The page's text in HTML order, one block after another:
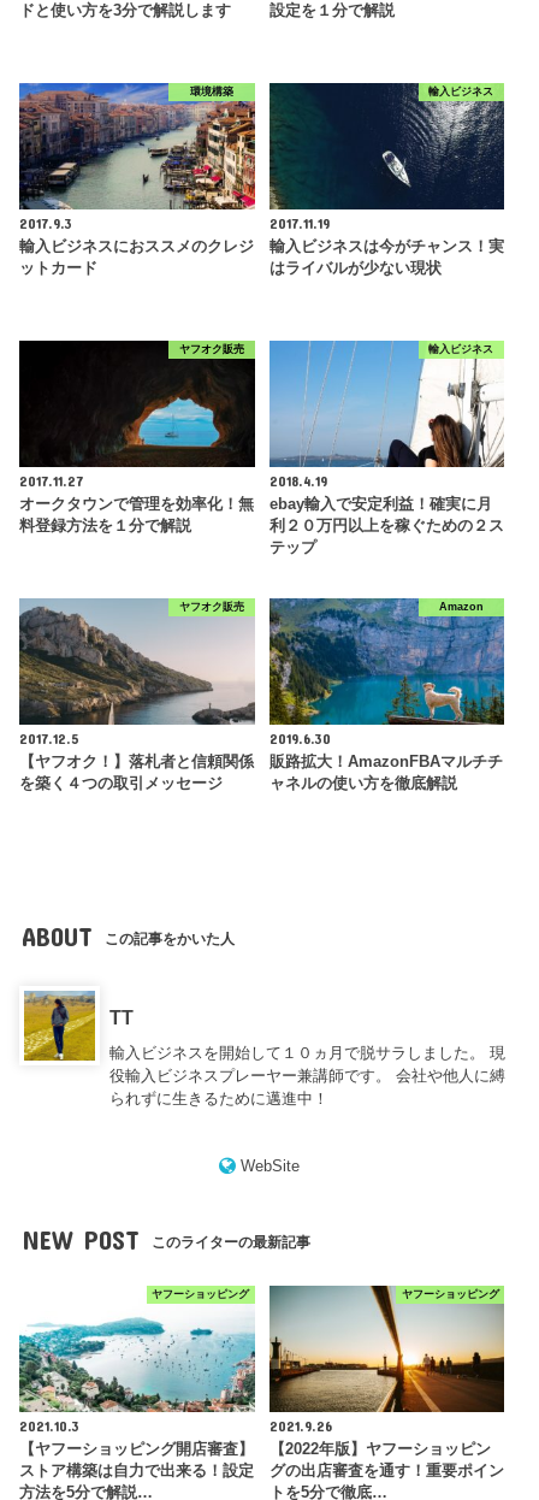
ドと使い方を3分で解説します
設定を１分で解説
環境構築
2017.9.3
輸入ビジネスにおススメのクレジ
ットカード
輸入ビジネス
2017.11.19
輸入ビジネスは今がチャンス！実
はライバルが少ない現状
ヤフオク販売
2017.11.27
オークタウンで管理を効率化！無
料登録方法を１分で解説
輸入ビジネス
2018.4.19
ebay輸入で安定利益！確実に月
利２０万円以上を稼ぐための２ス
テップ
ヤフオク販売
2017.12.5
【ヤフオク！】落札者と信頼関係
を築く４つの取引メッセージ
Amazon
2019.6.30
販路拡大！AmazonFBAマルチチ
ャネルの使い方を徹底解説
ABOUT この記事をかいた人
TT
輸入ビジネスを開始して１０ヵ月で脱サラしました。 現
役輸入ビジネスプレーヤー兼講師です。 会社や他人に縛
られずに生きるために邁進中！
WebSite
NEW POST このライターの最新記事
ヤフーショッピング
2021.10.3
【ヤフーショッピング開店審査】
ストア構築は自力で出来る！設定
方法を5分で解説…
ヤフーショッピング
2021.9.26
【2022年版】ヤフーショッピン
グの出店審査を通す！重要ポイン
トを5分で徹底…